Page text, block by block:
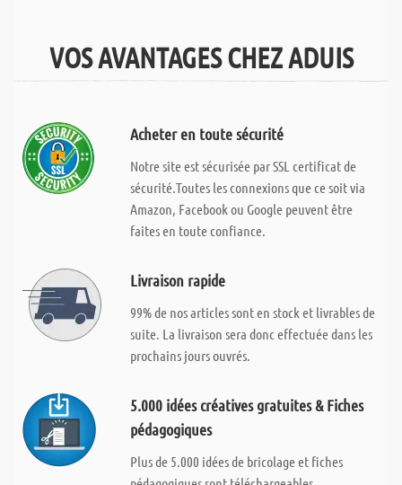
VOS AVANTAGES CHEZ ADUIS
Acheter en toute sécurité
Notre site est sécurisée par SSL certificat de
sécurité.Toutes les connexions que ce soit via
Amazon, Facebook ou Google peuvent être
faites en toute confiance.
Livraison rapide
99% de nos articles sont en stock et livrables de
suite. La livraison sera donc effectuée dans les
prochains jours ouvrés.
5.000 idées créatives gratuites & Fiches
pédagogiques
Plus de 5.000 idées de bricolage et fiches